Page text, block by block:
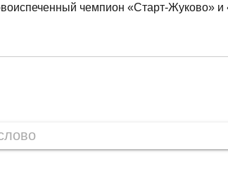
чемпион «Старт-Жуково»